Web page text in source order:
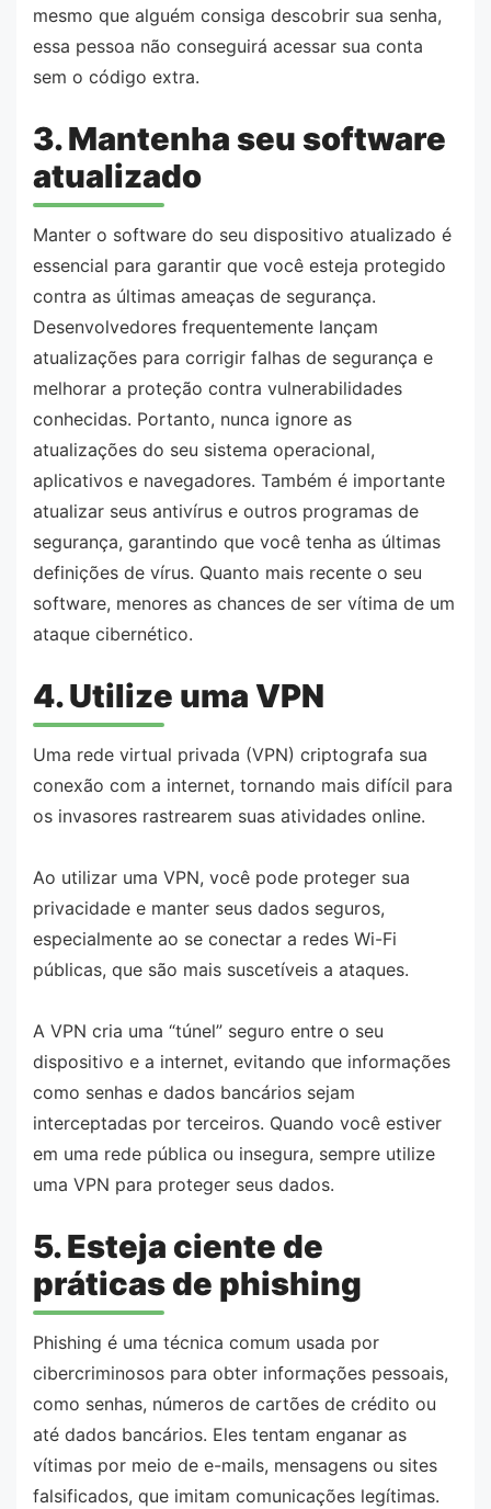
mesmo que alguém consiga descobrir sua senha,
essa pessoa não conseguirá acessar sua conta
sem o código extra.
3. Mantenha seu software
atualizado
Manter o software do seu dispositivo atualizado é
essencial para garantir que você esteja protegido
contra as últimas ameaças de segurança.
Desenvolvedores frequentemente lançam
atualizações para corrigir falhas de segurança e
melhorar a proteção contra vulnerabilidades
conhecidas. Portanto, nunca ignore as
atualizações do seu sistema operacional,
aplicativos e navegadores. Também é importante
atualizar seus antivírus e outros programas de
segurança, garantindo que você tenha as últimas
definições de vírus. Quanto mais recente o seu
software, menores as chances de ser vítima de um
ataque cibernético.
4. Utilize uma VPN
Uma rede virtual privada (VPN) criptografa sua
conexão com a internet, tornando mais difícil para
os invasores rastrearem suas atividades online.
Ao utilizar uma VPN, você pode proteger sua
privacidade e manter seus dados seguros,
especialmente ao se conectar a redes Wi-Fi
públicas, que são mais suscetíveis a ataques.
A VPN cria uma “túnel” seguro entre o seu
dispositivo e a internet, evitando que informações
como senhas e dados bancários sejam
interceptadas por terceiros. Quando você estiver
em uma rede pública ou insegura, sempre utilize
uma VPN para proteger seus dados.
5. Esteja ciente de
práticas de phishing
Phishing é uma técnica comum usada por
cibercriminosos para obter informações pessoais,
como senhas, números de cartões de crédito ou
até dados bancários. Eles tentam enganar as
vítimas por meio de e-mails, mensagens ou sites
falsificados, que imitam comunicações legítimas.